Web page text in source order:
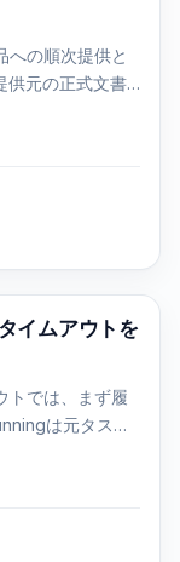
の順次提供と
供元の正式文書
イムアウトを
トでは、まず履
は元タスク